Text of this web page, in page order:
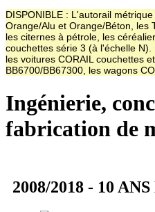
DISPONIBLE : L'autorail
Orange/Alu et Orange/Béton, les
les citernes à pétrole, les
couchettes série 3 (à l'échelle N).
les voitures CORAIL couchettes
BB6700/BB67300, les wagons
Ingénierie,
fabrication de
2008/2018 - 10